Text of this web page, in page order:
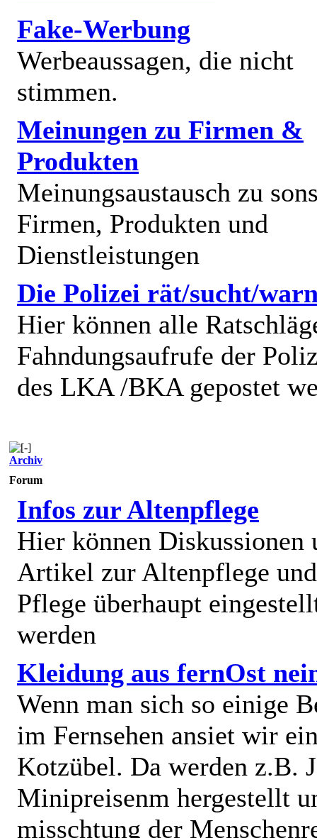
Fake-Werbung
Werbeaussagen, die nicht
stimmen.
Meinungen zu Firmen &
Produkten
Meinungsaustausch zu
Firmen, Produkten und
Dienstleistungen
Die Polizei rät/sucht/
Hier können alle
Fahndungsaufrufe der
des LKA /BKA gepostet
Archiv
Forum
Infos zur Altenpflege
Hier können Diskussionen
Artikel zur Altenpflege
Pflege überhaupt
werden
Kleidung aus fernOst
Wenn man sich so einige
im Fernsehen ansiet wir
Kotzübel. Da werden z.B.
Minipreisenm hergestellt
misschtung der